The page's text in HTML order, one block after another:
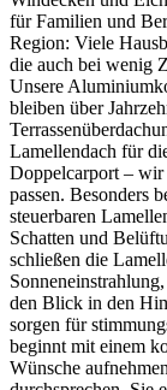
für Familien und
Region: Viele
die auch bei wenig
Unsere
bleiben über
Lamellendach für
Doppelcarport –
passen. Besonders
steuerbaren
Schatten und
schließen die
den Blick in den
sorgen für
beginnt mit einem
Wünsche